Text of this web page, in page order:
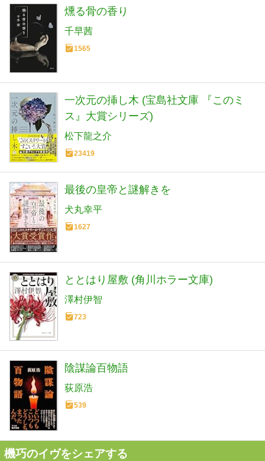
燻る骨の香り
千早茜
1565
一次元の挿し木 (宝島社文庫 『このミ
ス』大賞シリーズ)
松下龍之介
23419
最後の皇帝と謎解きを
犬丸幸平
1627
ととはり屋敷 (角川ホラー文庫)
澤村伊智
723
陰謀論百物語
荻原浩
539
機巧のイヴをシェアする